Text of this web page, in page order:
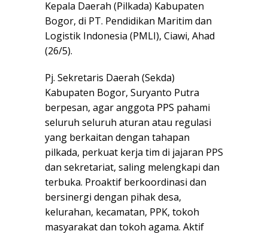
Kepala Daerah (Pilkada) Kabupaten
Bogor, di PT. Pendidikan Maritim dan
Logistik Indonesia (PMLI), Ciawi, Ahad
(26/5).
Pj. Sekretaris Daerah (Sekda)
Kabupaten Bogor, Suryanto Putra
berpesan, agar anggota PPS pahami
seluruh seluruh aturan atau regulasi
yang berkaitan dengan tahapan
pilkada, perkuat kerja tim di jajaran PPS
dan sekretariat, saling melengkapi dan
terbuka. Proaktif berkoordinasi dan
bersinergi dengan pihak desa,
kelurahan, kecamatan, PPK, tokoh
masyarakat dan tokoh agama. Aktif